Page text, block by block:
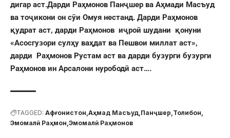
дигар аст.Дарди Раҳмонов Панҷшер ва Аҳмади Масъуд
ва тоҷикони он сӯи Омуя нестанд. Дарди Раҳмонов
қудрат аст, дарди Раҳмонов иҷроӣ шудани қонуни
«Асосгузори сулҳу ваҳдат ва Пешвои миллат аст»,
дарди Раҳмонов Рустам аст ва дарди бузурги бузурги
Раҳмонов ин Арсалони нурободӣ аст….
TAGGED: Афғонистон Аҳмад Масъуд Панҷшер Толибон
Эмомалӣ Раҳмон Эмомалӣ Раҳмонов